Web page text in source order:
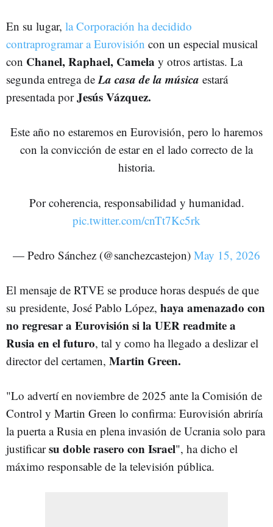
En su lugar, la Corporación ha decidido
contraprogramar a Eurovisión con un especial musical
con Chanel, Raphael, Camela y otros artistas. La
segunda entrega de La casa de la música estará
presentada porJesús Vázquez.
Este año no estaremos en Eurovisión, pero lo haremos
con la convicción de estar en el lado correcto de la
historia.
Por coherencia, responsabilidad y humanidad.
pic.twitter.com/cnTt7Kc5rk
— Pedro Sánchez (@sanchezcastejon) May 15, 2026
El mensaje de RTVE se produce horas después de que
su presidente, José Pablo López, haya amenazado con
no regresar a Eurovisión si la UER readmite a
Rusia en el futuro, tal y como ha llegado a deslizar el
director del certamen, Martin Green.
"Lo advertí en noviembre de 2025 ante la Comisión de
Control y Martin Green lo confirma: Eurovisión abriría
la puerta a Rusia en plena invasión de Ucrania solo para
justificarsu doble rasero con Israel", ha dicho el
máximo responsable de la televisión pública.